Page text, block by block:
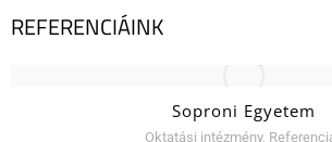
REFERENCIÁINK
Soproni Egyetem
Oktatási intézmény,